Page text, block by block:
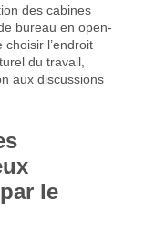
des cabines
bureau en open-
l’endroit
du travail,
aux discussions
le